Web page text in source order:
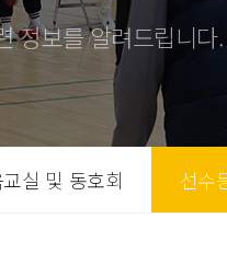
정보를 알려드립니다.
실 및 동호회 선수